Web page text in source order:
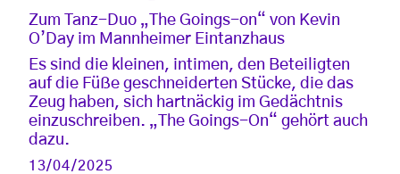
Zum Tanz-Duo „The Goings-on“ von Kevin
O’Day im Mannheimer Eintanzhaus
Es sind die kleinen, intimen, den Beteiligten
auf die Füße geschneiderten Stücke, die das
Zeug haben, sich hartnäckig im Gedächtnis
einzuschreiben. „The Goings-On“ gehört auch
dazu.
13/04/2025